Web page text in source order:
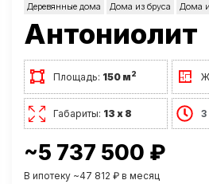
Деревянные дома Дома из бруса Дома
Антониолит
Площадь: 150 м2
Габариты: 13 х 8
~5 737 500 ₽
В ипотеку ~47 812 ₽ в месяц